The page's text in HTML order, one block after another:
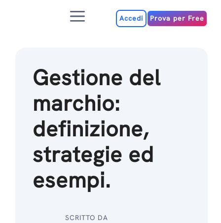
MenuAccedi Prova per Free
Gestione del
marchio:
definizione,
strategie ed
esempi.
SCRITTO DA